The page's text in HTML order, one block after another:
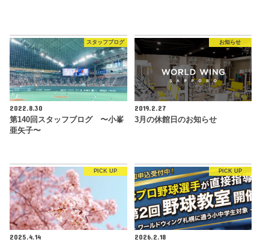
スタッフブログ
2022.8.30
第140回スタッフブログ 〜小峯
亜矢子〜
お知らせ
2019.2.27
3月の休館日のお知らせ
PICK UP
2025.4.14
PICK UP
2026.2.18